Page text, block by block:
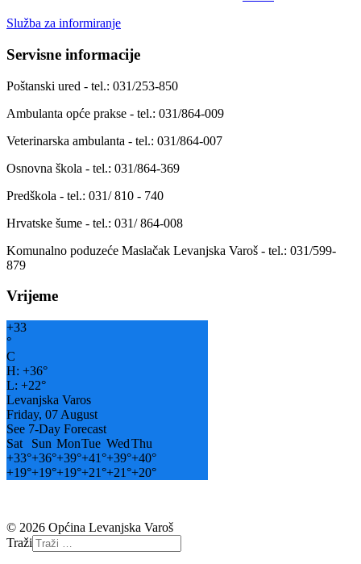
Služba za informiranje
Servisne informacije
Poštanski ured - tel.: 031/253-850
Ambulanta opće prakse - tel.: 031/864-009
Veterinarska ambulanta - tel.: 031/864-007
Osnovna škola - tel.: 031/864-369
Predškola - tel.: 031/ 810 - 740
Hrvatske šume - tel.: 031/ 864-008
Komunalno poduzeće Maslačak Levanjska Varoš - tel.: 031/599-
879
Vrijeme
+33
°
C
H: +36°
L: +22°
Levanjska Varos
Friday, 07 August
See 7-Day Forecast
Sat
Sun MonTue WedThu
+33°+36°+39°+41°+39°+40°
+19°+19°+19°+21°+21°+20°
© 2026 Općina Levanjska Varoš
Traži